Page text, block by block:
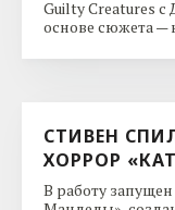
Guilty Creatures
основе сюжета —
СТИВЕН
ХОРРОР
В работу